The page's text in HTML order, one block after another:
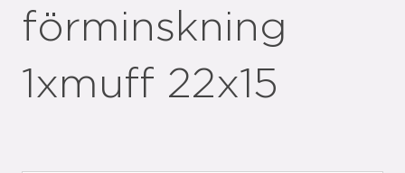
förminskning
1xmuff 22x15